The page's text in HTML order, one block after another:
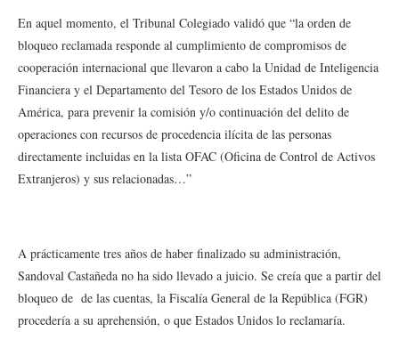
En aquel momento, el Tribunal Colegiado validó que “la orden de
bloqueo reclamada responde al cumplimiento de compromisos de
cooperación internacional que llevaron a cabo la Unidad de Inteligencia
Financiera y el Departamento del Tesoro de los Estados Unidos de
América, para prevenir la comisión y/o continuación del delito de
operaciones con recursos de procedencia ilícita de las personas
directamente incluidas en la lista OFAC (Oficina de Control de Activos
Extranjeros) y sus relacionadas…”
A prácticamente tres años de haber finalizado su administración,
Sandoval Castañeda no ha sido llevado a juicio. Se creía que a partir del
bloqueo de de las cuentas, la Fiscalía General de la República (FGR)
procedería a su aprehensión, o que Estados Unidos lo reclamaría.